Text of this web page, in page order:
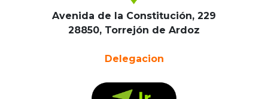
Avenida de la Constitución, 229
28850, Torrejón de Ardoz
Delegacion